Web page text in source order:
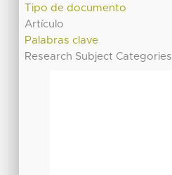
Tipo de documento
Artículo
Palabras clave
Research Subject Categories